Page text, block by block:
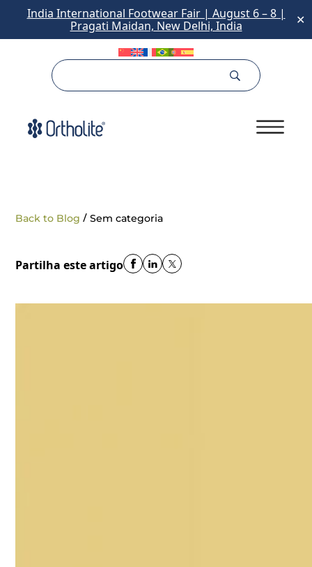
India International Footwear Fair | August 6 – 8 |
Pragati Maidan, New Delhi, India
✕
Back to Blog /Sem categoria
Partilha este artigo